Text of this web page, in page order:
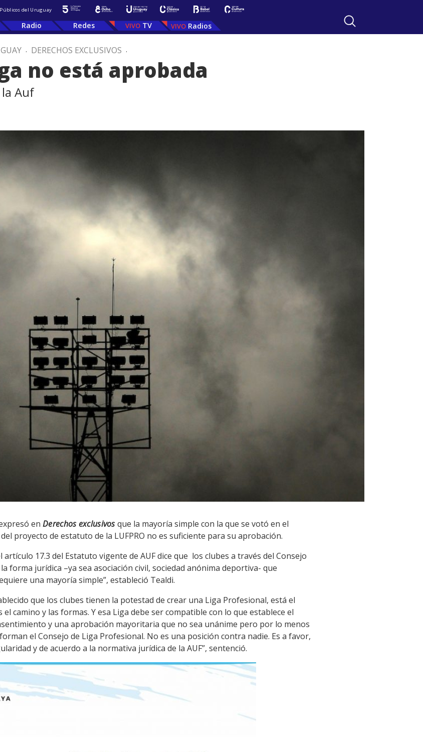
del Uruguay
Radio Redes TV Radios
. DERECHOS EXCLUSIVOS .
no está aprobada
Auf
en Derechos exclusivosque la mayoría simple con la que se votó en el
proyecto de estatuto de la LUFPRO no es suficiente para su aprobación.
17.3 del Estatuto vigente de AUF dice que los clubes a través del Consejo
forma jurídica –ya sea asociación civil, sociedad anónima deportiva- que
una mayoría simple”, estableció Tealdi.
que los clubes tienen la potestad de crear una Liga Profesional, está el
camino y las formas. Y esa Liga debe ser compatible con lo que establece el
y una aprobación mayoritaria que no sea unánime pero por lo menos
el Consejo de Liga Profesional. No es una posición contra nadie. Es a favor,
y de acuerdo a la normativa jurídica de la AUF”, sentenció.